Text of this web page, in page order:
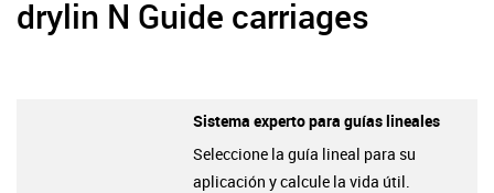
drylin N Guide carriages
Sistema experto para guías lineales
Seleccione la guía lineal para su
aplicación y calcule la vida útil.